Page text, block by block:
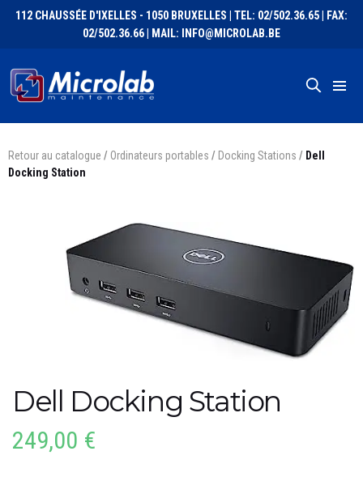
112 CHAUSSÉE D'IXELLES - 1050 BRUXELLES | TEL: 02/502.36.65 | FAX:
02/502.36.66 | MAIL: INFO@MICROLAB.BE
Retour au catalogue / Ordinateurs portables / Docking Stations / Dell
Docking Station
Dell Docking Station
249,00 €